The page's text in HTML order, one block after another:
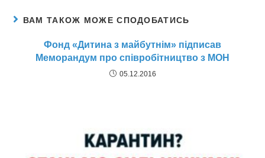
ВАМ ТАКОЖ МОЖЕ СПОДОБАТИСЬ
Фонд «Дитина з майбутнім» підписав
Меморандум про співробітництво з МОН
05.12.2016